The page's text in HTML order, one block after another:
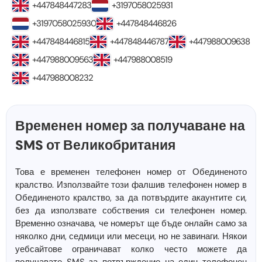
+447848447283
+3197058025931
+3197058025930
+447848446826
+447848446815
+447848446787
+447988009638
+447988009563
+447988008519
+447988008232
Временен номер за получаване на
SMS от Великобритания
Това е временен телефонен номер от Обединеното
кралство. Използвайте този фалшив телефонен номер в
Обединеното кралство, за да потвърдите акаунтите си,
без да използвате собствения си телефонен номер.
Временно означава, че номерът ще бъде онлайн само за
няколко дни, седмици или месеци, но не завинаги. Някои
уебсайтове ограничават колко често можете да